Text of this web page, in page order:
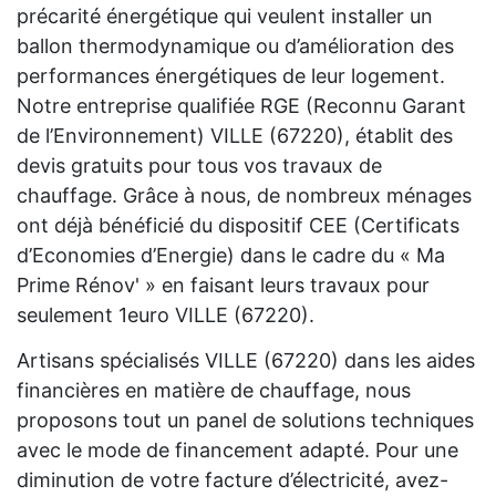
précarité énergétique qui veulent installer un
ballon thermodynamique ou d’amélioration des
performances énergétiques de leur logement.
Notre entreprise qualifiée RGE (Reconnu Garant
de l’Environnement) VILLE (67220), établit des
devis gratuits pour tous vos travaux de
chauffage. Grâce à nous, de nombreux ménages
ont déjà bénéficié du dispositif CEE (Certificats
d’Economies d’Energie) dans le cadre du « Ma
Prime Rénov' » en faisant leurs travaux pour
seulement 1euro VILLE (67220).
Artisans spécialisés VILLE (67220) dans les aides
financières en matière de chauffage, nous
proposons tout un panel de solutions techniques
avec le mode de financement adapté. Pour une
diminution de votre facture d’électricité, avez-